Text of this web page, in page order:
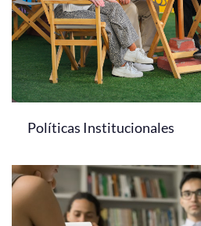
Políticas Institucionales